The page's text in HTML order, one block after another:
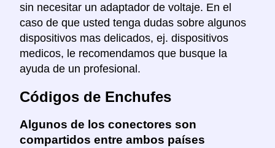
sin necesitar un adaptador de voltaje. En el
caso de que usted tenga dudas sobre algunos
dispositivos mas delicados, ej. dispositivos
medicos, le recomendamos que busque la
ayuda de un profesional.
Códigos de Enchufes
Algunos de los conectores son
compartidos entre ambos países